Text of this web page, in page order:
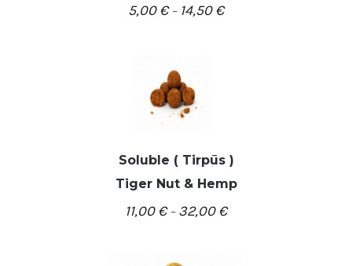
5,00€– 14,50€
/
DETALĖS
Soluble ( Tirpūs )
Tiger Nut & Hemp
11,00€– 32,00€